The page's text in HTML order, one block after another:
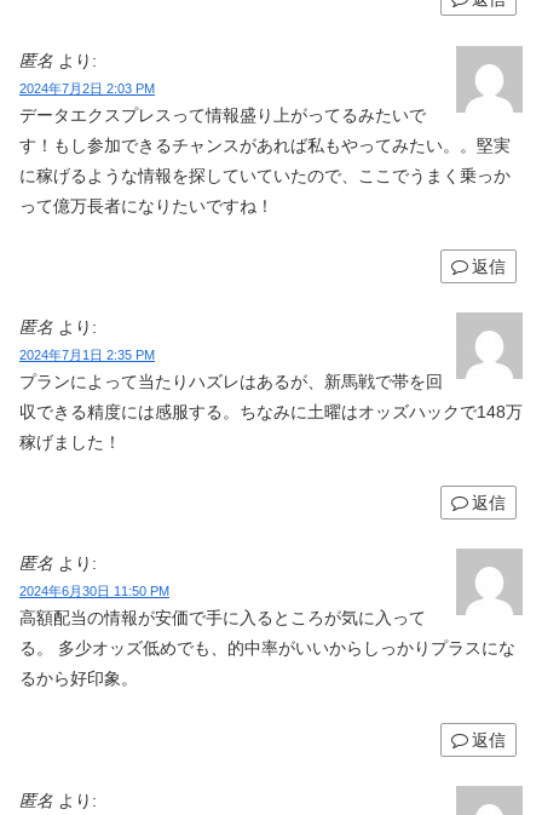
匿名 より:
2024年7月2日 2:03 PM
データエクスプレスって情報盛り上がってるみたいで
す！もし参加できるチャンスがあれば私もやってみたい。。堅実
に稼げるような情報を探していていたので、ここでうまく乗っか
って億万長者になりたいですね！
返信
匿名 より:
2024年7月1日 2:35 PM
プランによって当たりハズレはあるが、新馬戦で帯を回
収できる精度には感服する。ちなみに土曜はオッズハックで148万
稼げました！
返信
匿名 より:
2024年6月30日 11:50 PM
高額配当の情報が安価で手に入るところが気に入って
る。 多少オッズ低めでも、的中率がいいからしっかりプラスにな
るから好印象。
返信
匿名 より: